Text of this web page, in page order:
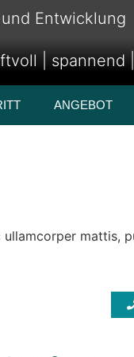
Entwicklung
| spannend
ANGEBOT
mattis,